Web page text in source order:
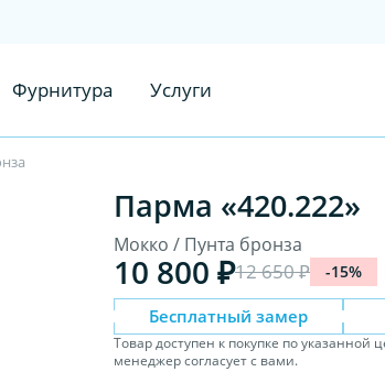
Фурнитура Услуги
Парма «420.222»
Мокко / Пунта бронза
10 800 ₽12 650 ₽ -15%
Бесплатный замер
Товар доступен к покупке по указанной
менеджер согласует с вами.